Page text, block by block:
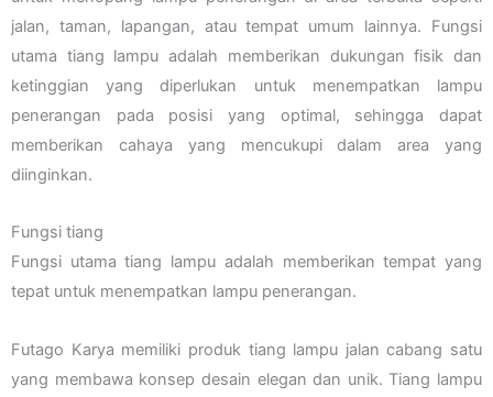
jalan, taman, lapangan, atau tempat umum lainnya. Fungsi
utama tiang lampu adalah memberikan dukungan fisik dan
ketinggian yang diperlukan untuk menempatkan lampu
penerangan pada posisi yang optimal, sehingga dapat
memberikan cahaya yang mencukupi dalam area yang
diinginkan.
Fungsi tiang
Fungsi utama tiang lampu adalah memberikan tempat yang
tepat untuk menempatkan lampu penerangan.
Futago Karya memiliki produk tiang lampu jalan cabang satu
yang membawa konsep desain elegan dan unik. Tiang lampu